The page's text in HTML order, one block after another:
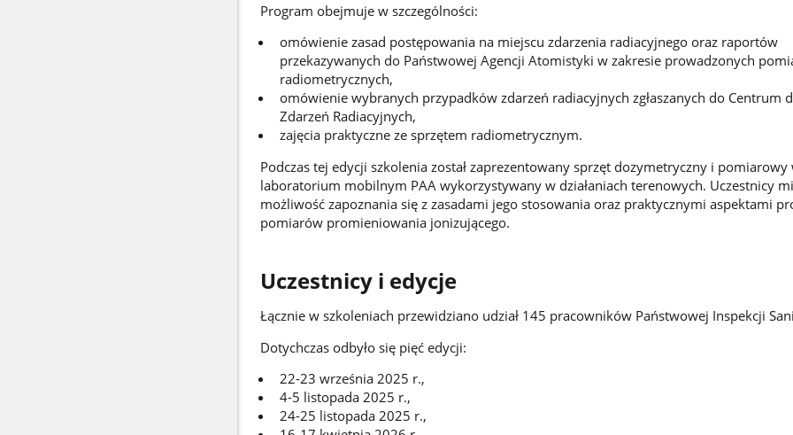
Program obejmuje w szczególności:
omówienie zasad postępowania na miejscu zdarzenia radiacyjnego oraz raportów
przekazywanych do Państwowej Agencji Atomistyki w zakresie prowadzonych
radiometrycznych,
omówienie wybranych przypadków zdarzeń radiacyjnych zgłaszanych do Centrum
Zdarzeń Radiacyjnych,
zajęcia praktyczne ze sprzętem radiometrycznym.
Podczas tej edycji szkolenia został zaprezentowany sprzęt dozymetryczny i pomiarowy
laboratorium mobilnym PAA wykorzystywany w działaniach terenowych. Uczestnicy
możliwość zapoznania się z zasadami jego stosowania oraz praktycznymi aspektami
pomiarów promieniowania jonizującego.
Uczestnicy i edycje
Łącznie w szkoleniach przewidziano udział 145 pracowników Państwowej Inspekcji
Dotychczas odbyło się pięć edycji:
22-23 września 2025 r.,
4-5 listopada 2025 r.,
24-25 listopada 2025 r.,